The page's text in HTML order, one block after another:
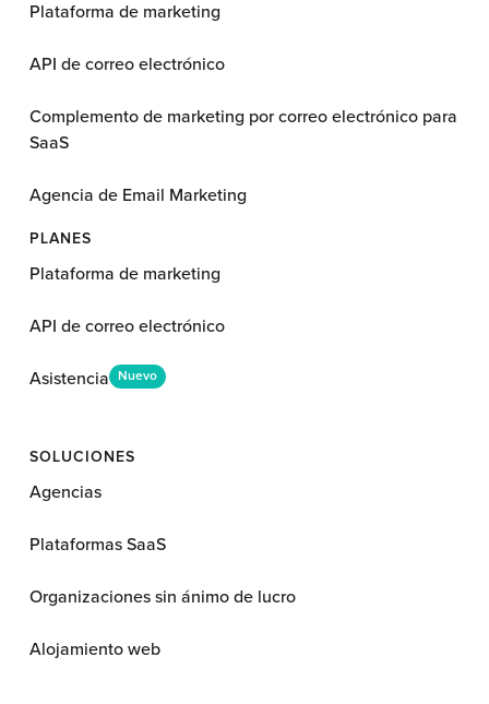
Plataforma de marketing
API de correo electrónico
Complemento de marketing por correo electrónico para
SaaS
Agencia de Email Marketing
PLANES
Plataforma de marketing
API de correo electrónico
Asistencia Nuevo
SOLUCIONES
Agencias
Plataformas SaaS
Organizaciones sin ánimo de lucro
Alojamiento web